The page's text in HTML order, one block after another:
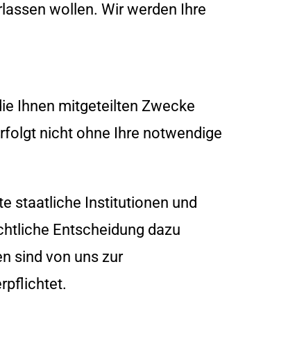
wollen. Wir werden Ihre
Ihnen mitgeteilten Zwecke
nicht ohne Ihre notwendige
staatliche Institutionen und
Entscheidung dazu
sind von uns zur